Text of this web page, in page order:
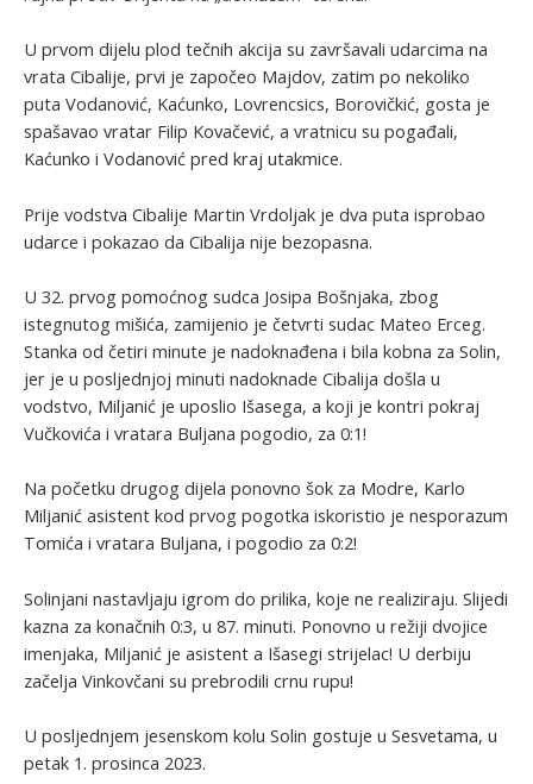
U prvom dijelu plod tečnih akcija su završavali udarcima na
vrata Cibalije, prvi je započeo Majdov, zatim po nekoliko
puta Vodanović, Kaćunko, Lovrencsics, Borovičkić, gosta je
spašavao vratar Filip Kovačević, a vratnicu su pogađali,
Kaćunko i Vodanović pred kraj utakmice.
Prije vodstva Cibalije Martin Vrdoljak je dva puta isprobao
udarce i pokazao da Cibalija nije bezopasna.
U 32. prvog pomoćnog sudca Josipa Bošnjaka, zbog
istegnutog mišića, zamijenio je četvrti sudac Mateo Erceg.
Stanka od četiri minute je nadoknađena i bila kobna za Solin,
jer je u posljednjoj minuti nadoknade Cibalija došla u
vodstvo, Miljanić je uposlio Išasega, a koji je kontri pokraj
Vučkovića i vratara Buljana pogodio, za 0:1!
Na početku drugog dijela ponovno šok za Modre, Karlo
Miljanić asistent kod prvog pogotka iskoristio je nesporazum
Tomića i vratara Buljana, i pogodio za 0:2!
Solinjani nastavljaju igrom do prilika, koje ne realiziraju. Slijedi
kazna za konačnih 0:3, u 87. minuti. Ponovno u režiji dvojice
imenjaka, Miljanić je asistent a Išasegi strijelac! U derbiju
začelja Vinkovčani su prebrodili crnu rupu!
U posljednjem jesenskom kolu Solin gostuje u Sesvetama, u
petak 1. prosinca 2023.